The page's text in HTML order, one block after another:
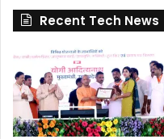
Recent Tech News